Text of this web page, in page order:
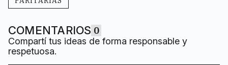
COMENTARIOS 0
Compartí tus ideas de forma responsable y
respetuosa.